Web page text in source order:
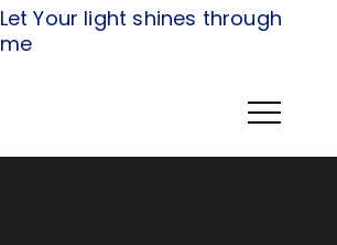
Let Your light shines through
me